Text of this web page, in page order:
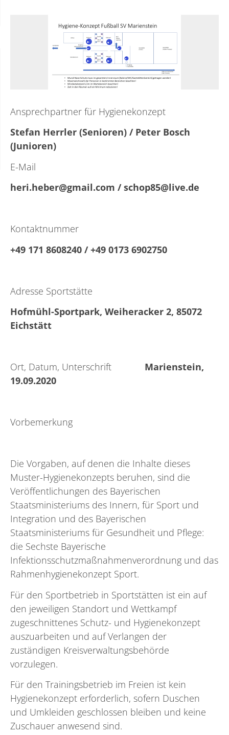
Ansprechpartner für Hygienekonzept
Stefan Herrler (Senioren) / Peter Bosch
(Junioren)
E-Mail
heri.heber@gmail.com / schop85@live.de
Kontaktnummer
+49 171 8608240 / +49 0173 6902750
Adresse Sportstätte
Hofmühl-Sportpark, Weiheracker 2, 85072
Eichstätt
Ort, Datum, Unterschrift Marienstein,
19.09.2020
Vorbemerkung
Die Vorgaben, auf denen die Inhalte dieses
Muster-Hygienekonzepts beruhen, sind die
Veröffentlichungen des Bayerischen
Staatsministeriums des Innern, für Sport und
Integration und des Bayerischen
Staatsministeriums für Gesundheit und Pflege:
die Sechste Bayerische
Infektionsschutzmaßnahmenverordnung und das
Rahmenhygienekonzept Sport.
Für den Sportbetrieb in Sportstätten ist ein auf
den jeweiligen Standort und Wettkampf
zugeschnittenes Schutz- und Hygienekonzept
auszuarbeiten und auf Verlangen der
zuständigen Kreisverwaltungsbehörde
vorzulegen.
Für den Trainingsbetrieb im Freien ist kein
Hygienekonzept erforderlich, sofern Duschen
und Umkleiden geschlossen bleiben und keine
Zuschauer anwesend sind.